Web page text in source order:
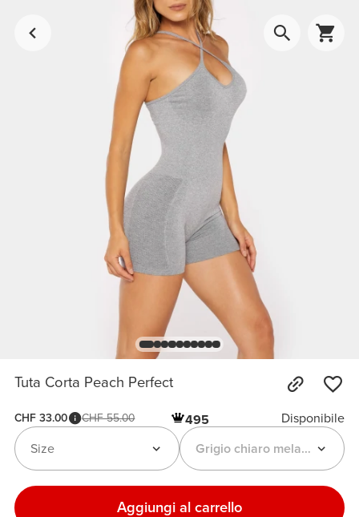
Tuta Corta Peach Perfect
CHF 33.00 CHF 55.00 495
Disponibile
Grigio chiaro melange
Size
Aggiungi al carrello